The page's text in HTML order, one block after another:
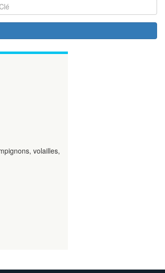
volailles,